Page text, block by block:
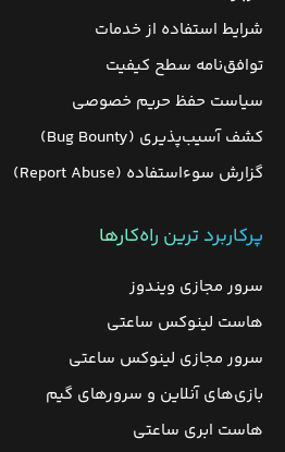
شرایط استفاده از خدمات
توافق‌نامه سطح کیفیت
سیاست حفظ حریم خصوصی
کشف آسیب‌پذیری (Bug Bounty)
گزارش سوءاستفاده (Report Abuse)
پرکاربرد ترین راه‌کارها
سرور مجازی ویندوز
هاست لینوکس ساعتی
سرور مجازی لینوکس ساعتی
بازی‌های آنلاین و سرورهای گیم
هاست ابری ساعتی